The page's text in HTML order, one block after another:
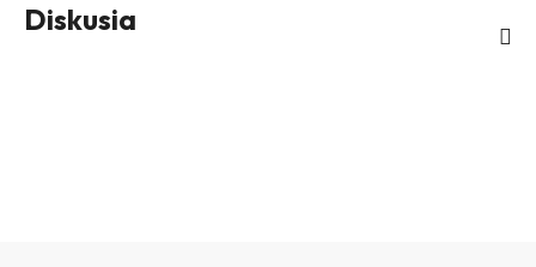
Diskusia